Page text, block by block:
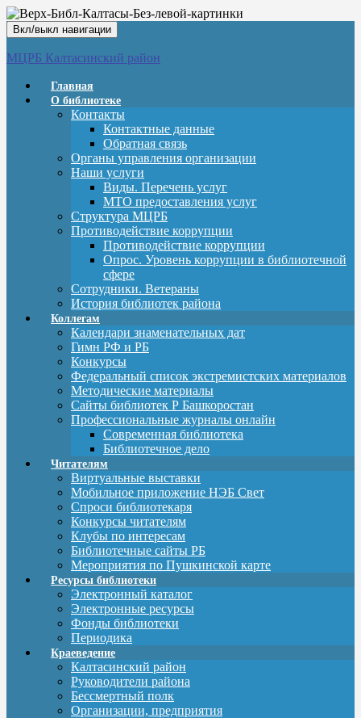
Вкл/выкл навигации
МЦРБ Калтасинский район
Главная
О библиотеке
Контакты
Контактные данные
Обратная связь
Органы управления организации
Наши услуги
Виды. Перечень услуг
МТО предоставления услуг
Структура МЦРБ
Противодействие коррупции
Противодействие коррупции
Опрос. Уровень коррупции в библиотечной
сфере
Сотрудники. Ветераны
История библиотек района
Коллегам
Календари знаменательных дат
Гимн РФ и РБ
Конкурсы
Федеральный список экстремистских материалов
Методические материалы
Сайты библиотек Р Башкоростан
Профессиональные журналы онлайн
Современная библиотека
Библиотечное дело
Читателям
Виртуальные выставки
Мобильное приложение НЭБ Свет
Спроси библиотекаря
Конкурсы читателям
Клубы по интересам
Библиотечные сайты РБ
Мероприятия по Пушкинской карте
Ресурсы библиотеки
Электронный каталог
Электронные ресурсы
Фонды библиотеки
Периодика
Краеведение
Калтасинский район
Руководители района
Бессмертный полк
Организации, предприятия